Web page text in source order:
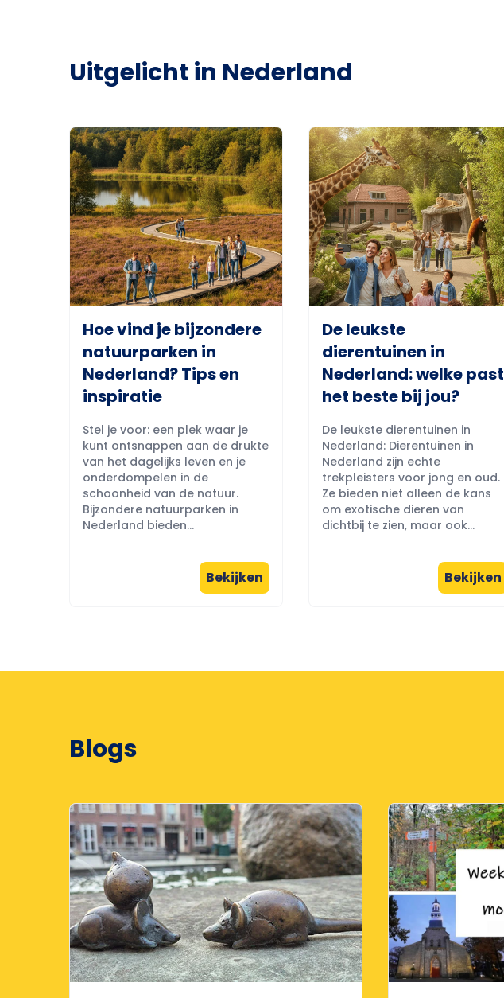
Uitgelicht in Nederland
Hoe vind je bijzondere
natuurparken in
Nederland? Tips en
inspiratie
Stel je voor: een plek waar je
kunt ontsnappen aan de drukte
van het dagelijks leven en je
onderdompelen in de
schoonheid van de natuur.
Bijzondere natuurparken in
Nederland bieden...
Bekijken
De leukste
dierentuinen in
Nederland: welke past
het beste bij jou?
De leukste dierentuinen in
Nederland: Dierentuinen in
Nederland zijn echte
trekpleisters voor jong en oud.
Ze bieden niet alleen de kans
om exotische dieren van
dichtbij te zien, maar ook...
Bekijken
Blogs